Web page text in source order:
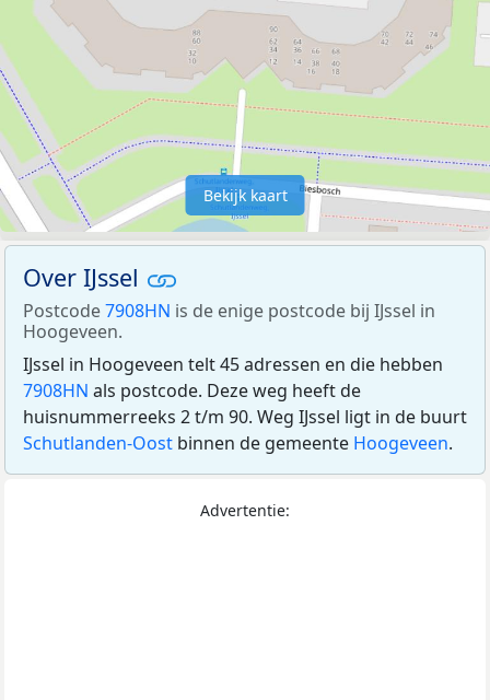
Bekijk kaart
Over IJssel
Postcode7908HN is de enige postcode bij IJssel in
Hoogeveen.
IJssel in Hoogeveen telt 45 adressen en die hebben
7908HN als postcode. Deze weg heeft de
huisnummerreeks 2 t/m 90. Weg IJssel ligt in de buurt
Schutlanden-Oost binnen de gemeente Hoogeveen.
Advertentie: